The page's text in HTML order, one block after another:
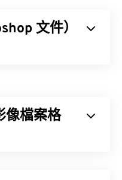
文件）
像檔案格